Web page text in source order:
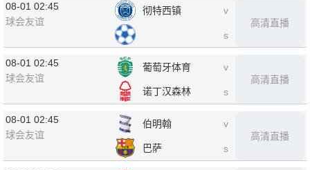
08-01 02:45
球会友谊
彻特西镇 v
s
高清直播
08-01 02:45
球会友谊
葡萄牙体育
诺丁汉森林
v
s
高清直播
08-01 02:45
球会友谊
伯明翰
巴萨
v
s
高清直播